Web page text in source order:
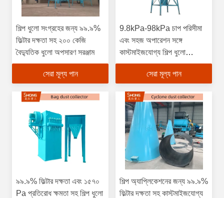
শিল্প ধুলো সংগ্রহের জন্য ৯৯.৯%
ফিল্টার দক্ষতা সহ ২০০ কেজি
বৈদ্যুতিক ধুলো অপসারণ সরঞ্জাম
সেরা মূল্য পান
9.8kPa-98kPa চাপ পরিসীমা
এবং সহজ অপারেশন সঙ্গে
কাস্টমাইজযোগ্য শিল্প ধুলো
অপসারণ সরঞ্জাম
সেরা মূল্য পান
৯৯.৯% ফিল্টার দক্ষতা এবং ১৫৭০
Pa প্রতিরোধ ক্ষমতা সহ শিল্প ধুলো
শিল্প অ্যাপ্লিকেশনের জন্য ৯৯.৯%
ফিল্টার দক্ষতা সহ কাস্টমাইজযোগ্য